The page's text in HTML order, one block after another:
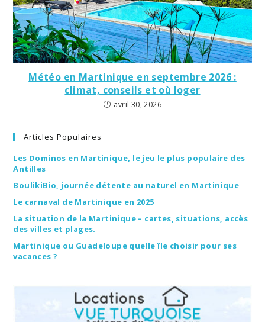
Météo en Martinique en septembre 2026 :
climat, conseils et où loger
avril 30, 2026
Articles Populaires
Les Dominos en Martinique, le jeu le plus populaire des
Antilles
BoulikiBio, journée détente au naturel en Martinique
Le carnaval de Martinique en 2025
La situation de la Martinique – cartes, situations, accès
des villes et plages.
Martinique ou Guadeloupe quelle île choisir pour ses
vacances ?